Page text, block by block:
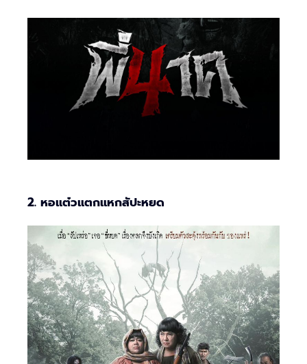
2. หอแต๋วแตกแหกสัปะหยด